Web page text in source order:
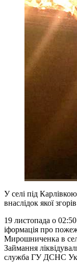
У селі під
внаслідок якої
19 листопада о
іформація про
Мирошниченка в
Займання
служба ГУ ДСНС